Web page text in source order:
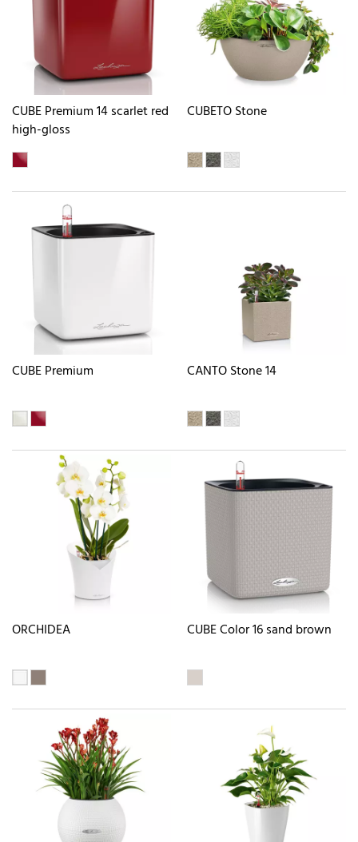
CUBE Premium 14 scarlet red
high-gloss
CUBETO Stone
CUBE Premium CANTO Stone 14
ORCHIDEA CUBE Color 16 sand brown